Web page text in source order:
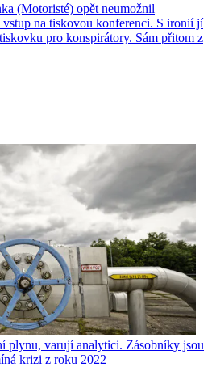
(Motoristé) opět neumožnil
na tiskovou konferenci. S ironií jí
pro konspirátory. Sám přitom z
plynu, varují analytici. Zásobníky jsou
krizi z roku 2022